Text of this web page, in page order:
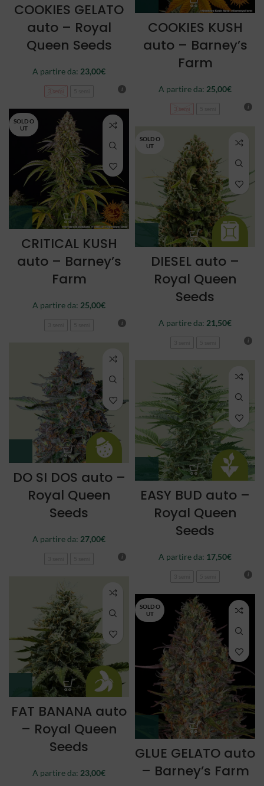
COOKIES GELATO
auto – Royal
Queen Seeds
A partire da: 23,00€
3 semi
COOKIES KUSH
auto – Barney’s
Farm
A partire da: 25,00€
3 semi
SOLD O
UT
CRITICAL KUSH
auto – Barney’s
Farm
A partire da: 25,00€
SOLD O
UT
DIESEL auto –
Royal Queen
Seeds
A partire da: 21,50€
DO SI DOS auto –
Royal Queen
Seeds
A partire da: 27,00€
EASY BUD auto –
Royal Queen
Seeds
A partire da: 17,50€
FAT BANANA auto
– Royal Queen
Seeds
A partire da: 23,00€
SOLD O
UT
GLUE GELATO auto
– Barney’s Farm